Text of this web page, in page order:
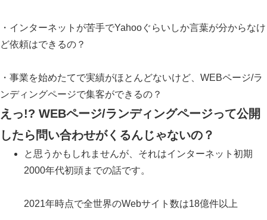
・インターネットが苦手でYahooぐらいしか言葉が分からなけ
ど依頼はできるの？
・事業を始めたてで実績がほとんどないけど、WEBページ/ラ
ンディングページで集客ができるの？
えっ!? WEBページ/ランディングページって公開
したら問い合わせがくるんじゃないの？
と思うかもしれませんが、それはインターネット初期
2000年代初頭までの話です。
2021年時点で全世界のWebサイト数は18億件以上